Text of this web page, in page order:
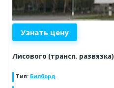
Узнать цену
Лисового (трансп. развязка)
Тип: Билборд